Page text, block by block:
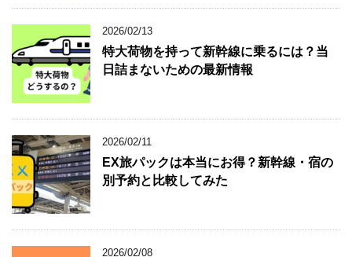
2026/02/13
特大荷物を持って新幹線に乗るには？当
日詰まないための最新情報
2026/02/11
EX旅パックは本当にお得？新幹線・宿の
別予約と比較してみた
2026/02/08